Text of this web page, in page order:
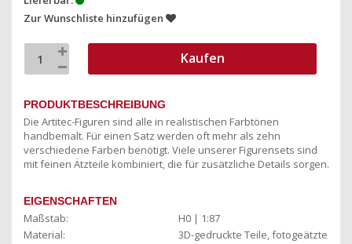
Zur Wunschliste hinzufügen
Kaufen
PRODUKTBESCHREIBUNG
Die Artitec-Figuren sind alle in realistischen Farbtönen
handbemalt. Für einen Satz werden oft mehr als zehn
verschiedene Farben benötigt. Viele unserer Figurensets sind
mit feinen Ätzteile kombiniert, die für zusätzliche Details sorgen.
EIGENSCHAFTEN
Maßstab:
H0 | 1:87
Material:
3D-gedruckte Teile, fotogeätzte